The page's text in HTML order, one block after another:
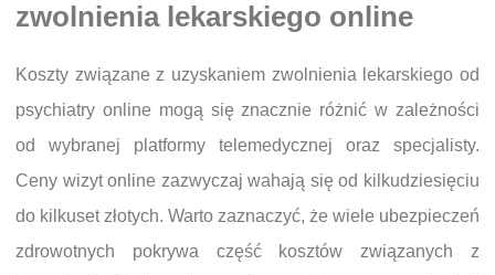
zwolnienia lekarskiego online
Koszty związane z uzyskaniem zwolnienia lekarskiego od
psychiatry online mogą się znacznie różnić w zależności
od wybranej platformy telemedycznej oraz specjalisty.
Ceny wizyt online zazwyczaj wahają się od kilkudziesięciu
do kilkuset złotych. Warto zaznaczyć, że wiele ubezpieczeń
zdrowotnych pokrywa część kosztów związanych z